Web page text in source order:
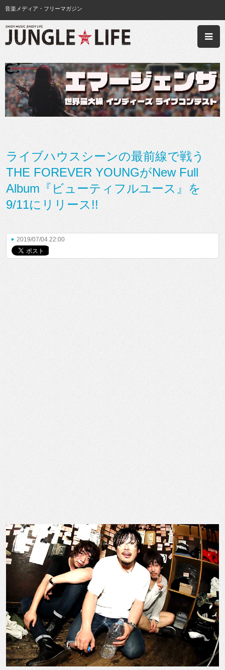
音楽メディア・フリーマガジン
ライブハウスシーンの最前線で戦う
THE FOREVER YOUNGがNew Full
Album『ビューティフルユース』を
9/11にリリース!!
2019/07/04 22:00